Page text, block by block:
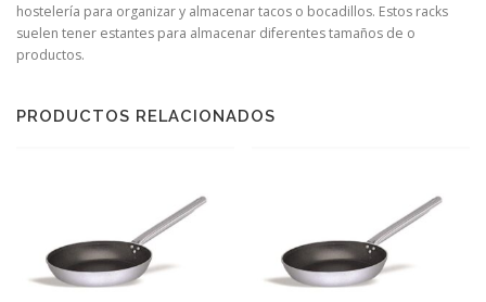
hostelería para organizar y almacenar tacos o bocadillos. Estos racks
suelen tener estantes para almacenar diferentes tamaños de o
productos.
PRODUCTOS RELACIONADOS